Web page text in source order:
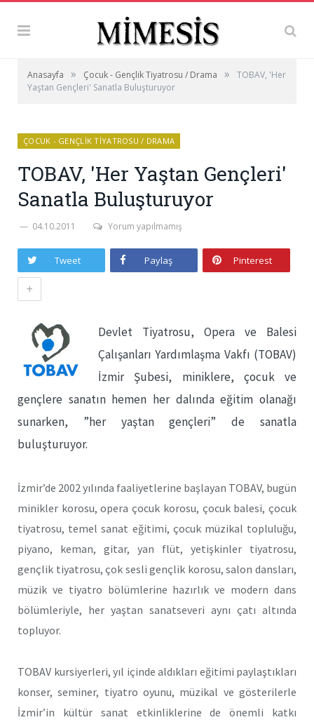
Anasayfa » Çocuk - Gençlik Tiyatrosu / Drama »
TOBAV, 'Her
Yaştan Gençleri' Sanatla Buluşturuyor
ÇOCUK - GENÇLIK TIYATROSU / DRAMA
TOBAV, 'Her Yaştan Gençleri'
Sanatla Buluşturuyor
04.10.2011 Yorum yapılmamış
Tweet Paylaş Pinterest
+
Devlet Tiyatrosu, Opera ve Balesi
Çalışanları Yardımlaşma Vakfı (TOBAV)
İzmir Şubesi, miniklere, çocuk ve
gençlere sanatın hemen her dalında eğitim olanağı
sunarken, ”her yaştan gençleri” de sanatla
buluşturuyor.
İzmir’de 2002 yılında faaliyetlerine başlayan TOBAV, bugün
minikler korosu, opera çocuk korosu, çocuk balesi, çocuk
tiyatrosu, temel sanat eğitimi, çocuk müzikal topluluğu,
piyano, keman, gitar, yan flüt, yetişkinler tiyatrosu,
gençlik tiyatrosu, çok sesli gençlik korosu, salon dansları,
müzik ve tiyatro bölümlerine hazırlık ve modern dans
bölümleriyle, her yaştan sanatseveri aynı çatı altında
topluyor.
TOBAV kursiyerleri, yıl içinde aldıkları eğitimi paylaştıkları
konser, seminer, tiyatro oyunu, müzikal ve gösterilerle
İzmir’in kültür sanat etkinliklerine de önemli katkı